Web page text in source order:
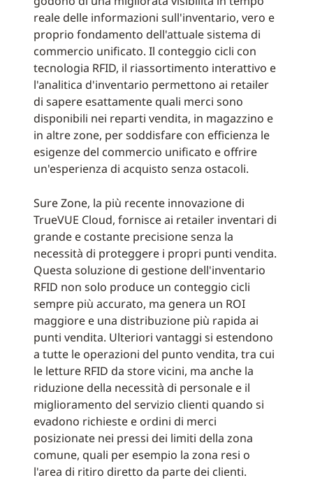
reale delle informazioni sull'inventario, vero e
proprio fondamento dell'attuale sistema di
commercio unificato. Il conteggio cicli con
tecnologia RFID, il riassortimento interattivo e
l'analitica d'inventario permettono ai retailer
di sapere esattamente quali merci sono
disponibili nei reparti vendita, in magazzino e
in altre zone, per soddisfare con efficienza le
esigenze del commercio unificato e offrire
un'esperienza di acquisto senza ostacoli.
Sure Zone, la più recente innovazione di
TrueVUE Cloud, fornisce ai retailer inventari di
grande e costante precisione senza la
necessità di proteggere i propri punti vendita.
Questa soluzione di gestione dell'inventario
RFID non solo produce un conteggio cicli
sempre più accurato, ma genera un ROI
maggiore e una distribuzione più rapida ai
punti vendita. Ulteriori vantaggi si estendono
a tutte le operazioni del punto vendita, tra cui
le letture RFID da store vicini, ma anche la
riduzione della necessità di personale e il
miglioramento del servizio clienti quando si
evadono richieste e ordini di merci
posizionate nei pressi dei limiti della zona
comune, quali per esempio la zona resi o
l'area di ritiro diretto da parte dei clienti.